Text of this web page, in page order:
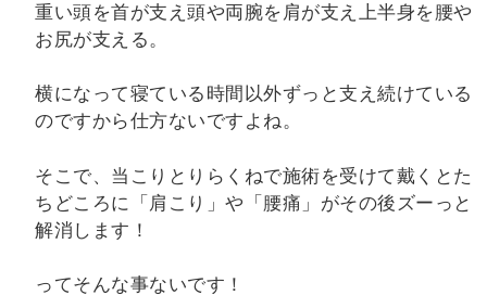
重い頭を首が支え頭や両腕を肩が支え上半身を腰や
お尻が支える。
横になって寝ている時間以外ずっと支え続けている
のですから仕方ないですよね。
そこで、当こりとりらくねで施術を受けて戴くとた
ちどころに「肩こり」や「腰痛」がその後ズーっと
解消します！
ってそんな事ないです！